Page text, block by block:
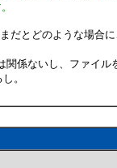
だとどのような場合
関係ないし、ファイル
。